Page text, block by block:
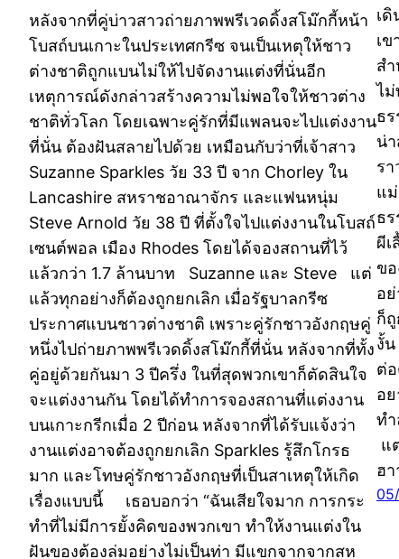
หลังจากที่คู่บ่าวสาวถ่ายภาพพรีเวดดิ้งสโม๊กกี้หน้า
โบสถ์บนเกาะในประเทศกรีซ จนเป็นเหตุให้ชาว
ต่างชาติถูกแบนไม่ให้ไปจัดงานแต่งที่นั่นอีก
เหตุการณ์ดังกล่าวสร้างความไม่พอใจให้ชาวต่าง
ชาติทั่วโลก โดยเฉพาะคู่รักที่มีแพลนจะไปแต่งงาน
ที่นั่น ต้องฝันสลายไปด้วย เหมือนกับว่าที่เจ้าสาว
Suzanne Sparkles วัย 33 ปี จาก Chorley ใน
Lancashire สหราชอาณาจักร และแฟนหนุ่ม
Steve Arnold วัย 38 ปี ที่ตั้งใจไปแต่งงานในโบสถ์
เซนต์พอล เมือง Rhodes โดยได้จองสถานที่ไว้
แล้วกว่า 1.7 ล้านบาท Suzanne และ Steve แต่
แล้วทุกอย่างก็ต้องถูกยกเลิก เมื่อรัฐบาลกรีซ
ประกาศแบนชาวต่างชาติ เพราะคู่รักชาวอังกฤษคู่
หนึ่งไปถ่ายภาพพรีเวดดิ้งสโม๊กกี้ที่นั่น หลังจากที่ทั้ง
คู่อยู่ด้วยกันมา 3 ปีครึ่ง ในที่สุดพวกเขาก็ตัดสินใจ
จะแต่งงานกัน โดยได้ทำการจองสถานที่แต่งงาน
บนเกาะกรีกเมื่อ 2 ปีก่อน หลังจากที่ได้รับแจ้งว่า
งานแต่งอาจต้องถูกยกเลิก Sparkles รู้สึกโกรธ
มาก และโทษคู่รักชาวอังกฤษที่เป็นสาเหตุให้เกิด
เรื่องแบบนี้ เธอบอกว่า “ฉันเสียใจมาก การกระ
ทำที่ไม่มีการยั้งคิดของพวกเขา ทำให้งานแต่งใน
ฝันของต้องล่มอย่างไม่เป็นท่า มีแขกจากจากสห
เ
เ
ส
ไ
ธ
น่
ร
แ
ธ
ผี
ข
อ
ก็
งั้
ต่
อ
ท
แ
ฮ